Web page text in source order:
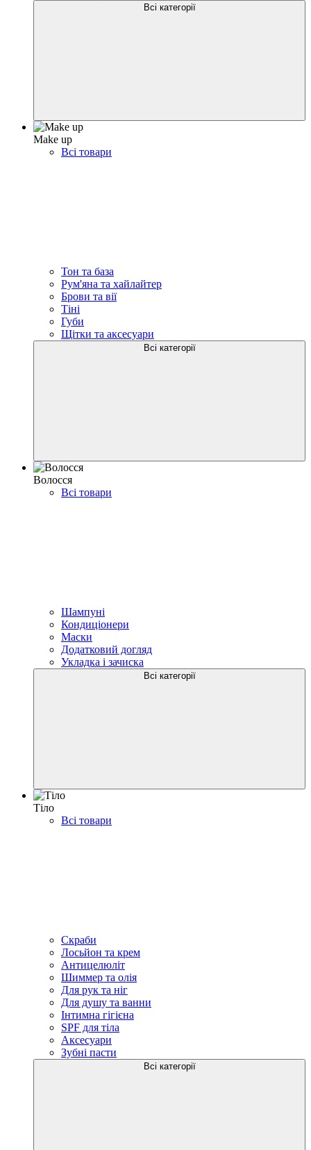
Всі категорії
Make up
Всі товари
Тон та база
Рум'яна та хайлайтер
Брови та вії
Тіні
Губи
Щітки та аксесуари
Всі категорії
Волосся
Всі товари
Шампуні
Кондиціонери
Маски
Додатковий догляд
Укладка і зачиска
Всі категорії
Тіло
Всі товари
Скраби
Лосьйон та крем
Антицелюліт
Шиммер та олія
Для рук та ніг
Для душу та ванни
Інтимна гігієна
SPF для тіла
Аксесуари
Зубні пасти
Всі категорії